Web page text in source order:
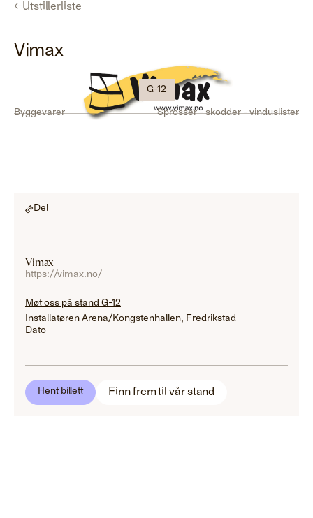
←Utstillerliste
Vimax
G-12
Byggevarer Sprosser - skodder - vinduslister
Del
Vimax
https://vimax.no/
Møt oss på stand G-12
Installatøren Arena/Kongstenhallen, Fredrikstad
Dato
Hent billett Finn frem til vår stand